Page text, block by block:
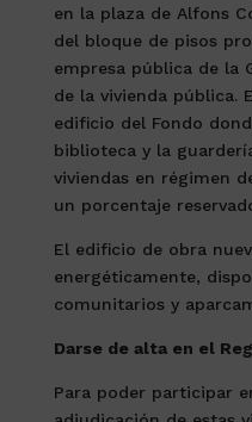
en la plaza de Alfons
del bloque de pisos
empresa pública de la
de la vivienda pública.
edificio del Fondo
biblioteca y la
viviendas en régimen
un porcentaje
El edificio de obra
energéticamente,
comunitarios y
Darse de alta en el
Para poder participar